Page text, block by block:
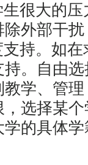
很大的
外部干
持。如
。自由
学、管
选择某
的具体